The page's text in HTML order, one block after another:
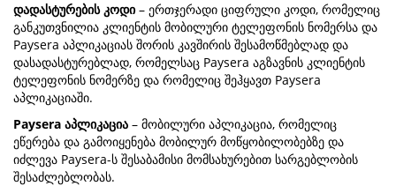
დადასტურების კოდი – ერთჯერადი ციფრული კოდი, რომელიც
განკუთვნილია კლიენტის მობილური ტელეფონის ნომერსა და
Paysera აპლიკაციას შორის კავშირის შესამოწმებლად და
დასადასტურებლად, რომელსაც Paysera აგზავნის კლიენტის
ტელეფონის ნომერზე და რომელიც შეჰყავთ Paysera
აპლიკაციაში.
Paysera აპლიკაცია – მობილური აპლიკაცია, რომელიც
ეწერება და გამოიყენება მობილურ მოწყობილობებზე და
იძლევა Paysera-ს შესაბამისი მომსახურებით სარგებლობის
შესაძლებლობას.